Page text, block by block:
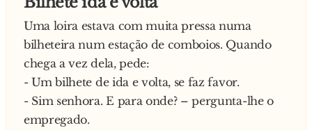
Uma loira estava com muita pressa numa
bilheteira num estação de comboios. Quando
chega a vez dela, pede:
- Um bilhete de ida e volta, se faz favor.
- Sim senhora. E para onde? – pergunta-lhe o
empregado.